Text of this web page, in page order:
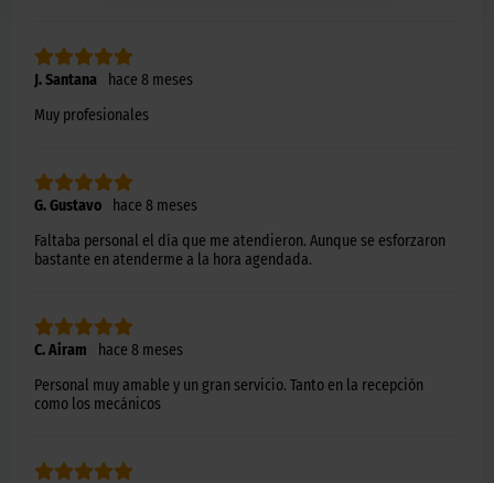
J. Santana
hace 8 meses
Muy profesionales
G. Gustavo
hace 8 meses
Faltaba personal el día que me atendieron. Aunque se esforzaron
bastante en atenderme a la hora agendada.
C. Airam
hace 8 meses
Personal muy amable y un gran servicio. Tanto en la recepción
como los mecánicos